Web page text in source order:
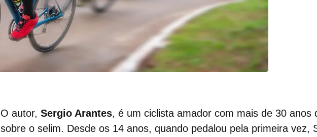
O autor, Sergio Arantes, é um ciclista amador com mais de 30 anos
sobre o selim. Desde os 14 anos, quando pedalou pela primeira vez,